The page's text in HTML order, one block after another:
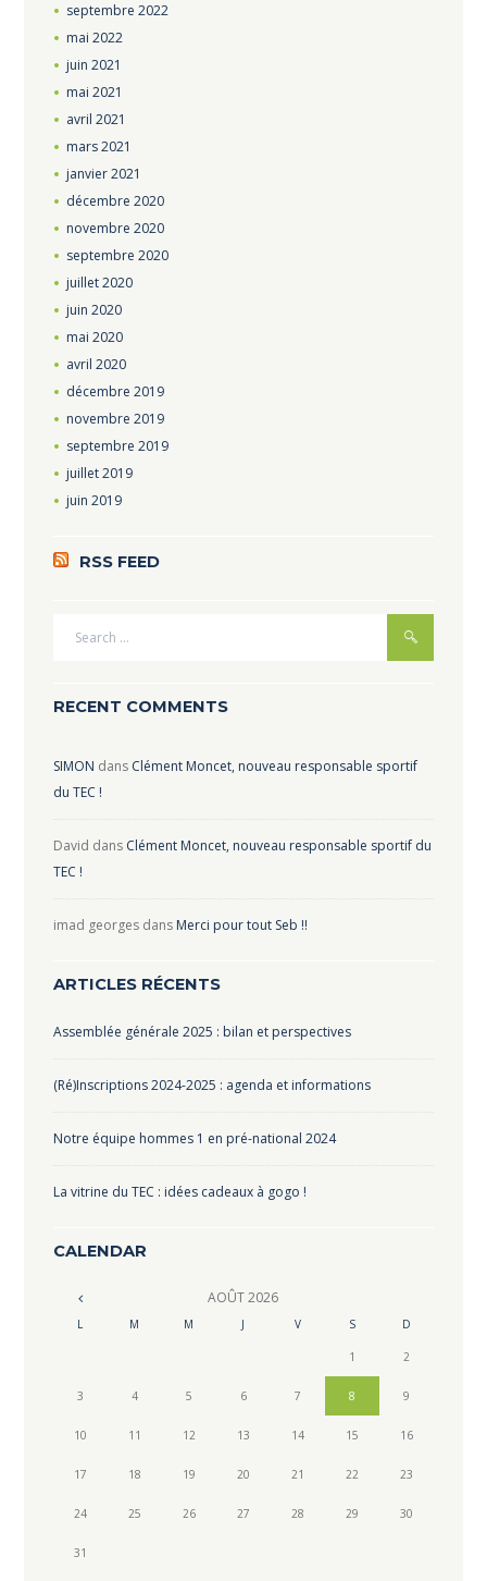
septembre 2022
mai 2022
juin 2021
mai 2021
avril 2021
mars2021
janvier2021
décembre 2020
novembre 2020
septembre 2020
juillet2020
juin 2020
mai 2020
avril 2020
décembre 2019
novembre 2019
septembre 2019
juillet2019
juin 2019
RSS FEED
RECENT COMMENTS
SIMON dans Clément Moncet, nouveau responsable sportif
du TEC !
David dans Clément Moncet, nouveau responsable sportif du
TEC !
imad georgesdans Merci pour tout Seb !!
ARTICLES RÉCENTS
Assemblée générale 2025 : bilan et perspectives
(Ré)Inscriptions 2024-2025 : agenda et informations
Notre équipe hommes 1 en pré-national 2024
La vitrine du TEC : idées cadeaux à gogo !
CALENDAR
AOÛT2026
L M M J V S D
1 2
3 4 5 6 7 8 9
10 11 12 13 14 15 16
17 18 19 20 21 22 23
24 25 26 27 28 29 30
31